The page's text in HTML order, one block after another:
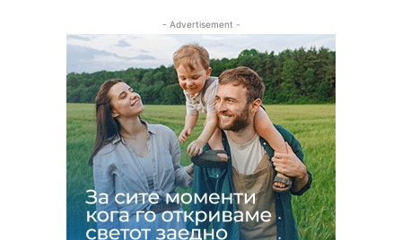
- Advertisement -